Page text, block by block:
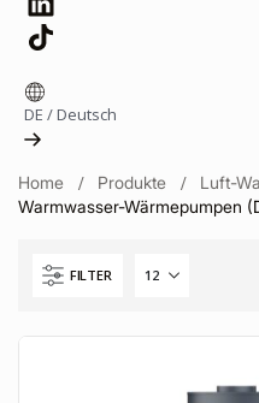
DE /Deutsch
Home Produkte
Luft-
Warmwasser-Wärmepumpen
FILTER